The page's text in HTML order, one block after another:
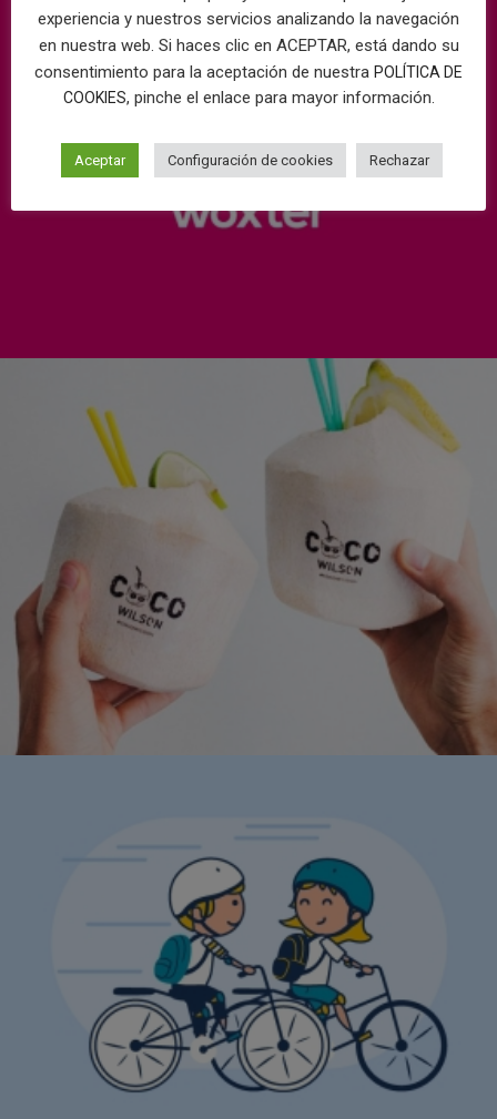
experiencia y nuestros servicios analizando la navegación
en nuestra web. Si haces clic en ACEPTAR, está dando su
consentimiento para la aceptación de nuestra POLÍTICA DE
COOKIES, pinche el enlace para mayor información.
Aceptar Configuración de cookies Rechazar